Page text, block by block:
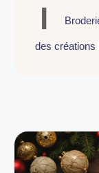
des créations